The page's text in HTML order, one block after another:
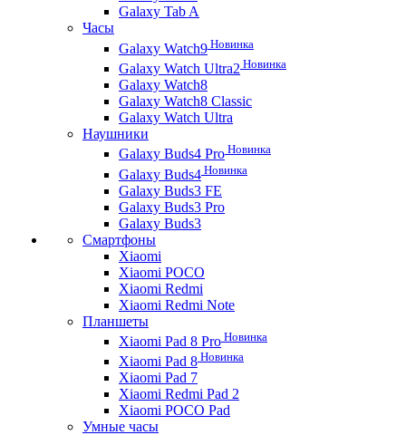
Galaxy Tab A
Часы
Galaxy Watch9 Новинка
Galaxy Watch Ultra2 Новинка
Galaxy Watch8
Galaxy Watch8 Classic
Galaxy Watch Ultra
Наушники
Galaxy Buds4 Pro Новинка
Galaxy Buds4 Новинка
Galaxy Buds3 FE
Galaxy Buds3 Pro
Galaxy Buds3
Смартфоны
Xiaomi
Xiaomi POCO
Xiaomi Redmi
Xiaomi Redmi Note
Планшеты
Xiaomi Pad 8 Pro Новинка
Xiaomi Pad 8 Новинка
Xiaomi Pad 7
Xiaomi Redmi Pad 2
Xiaomi POCO Pad
Умные часы